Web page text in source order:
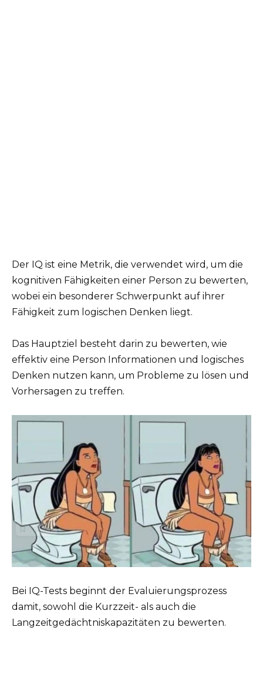
Der IQ ist eine Metrik, die verwendet wird, um die
kognitiven Fähigkeiten einer Person zu bewerten,
wobei ein besonderer Schwerpunkt auf ihrer
Fähigkeit zum logischen Denken liegt.
Das Hauptziel besteht darin zu bewerten, wie
effektiv eine Person Informationen und logisches
Denken nutzen kann, um Probleme zu lösen und
Vorhersagen zu treffen.
Bei IQ-Tests beginnt der Evaluierungsprozess
damit, sowohl die Kurzzeit- als auch die
Langzeitgedächtniskapazitäten zu bewerten.